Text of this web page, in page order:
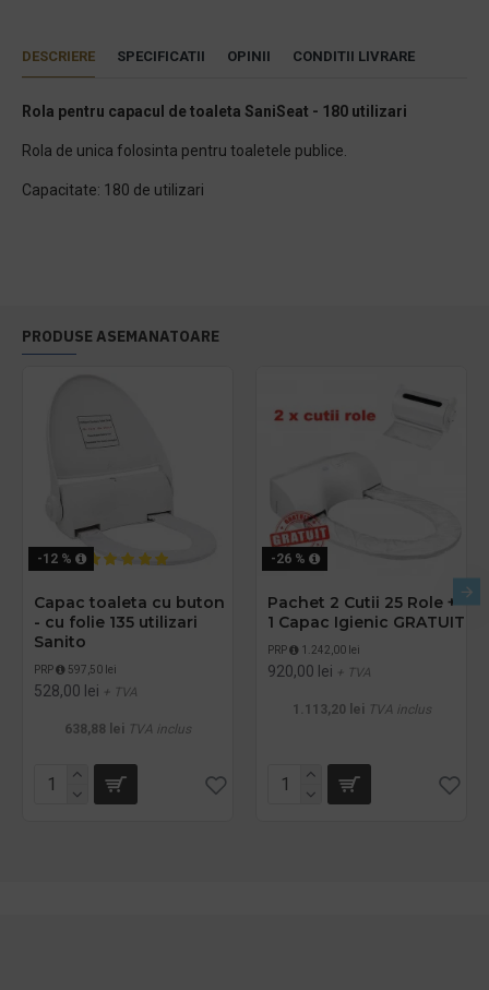
DESCRIERE SPECIFICATII OPINII CONDITII LIVRARE
Rola pentru capacul de toaleta SaniSeat - 180 utilizari
Rola de unica folosinta pentru toaletele publice.
Capacitate: 180 de utilizari
PRODUSE ASEMANATOARE
-12 %
Capac toaleta cu buton
- cu folie 135 utilizari
Sanito
PRP 597,50 lei
528,00 lei + TVA
638,88 lei TVA inclus
-26 %
Pachet 2 Cutii 25 Role +
1 Capac Igienic GRATUIT
PRP 1.242,00 lei
920,00 lei + TVA
1.113,20 lei TVA inclus